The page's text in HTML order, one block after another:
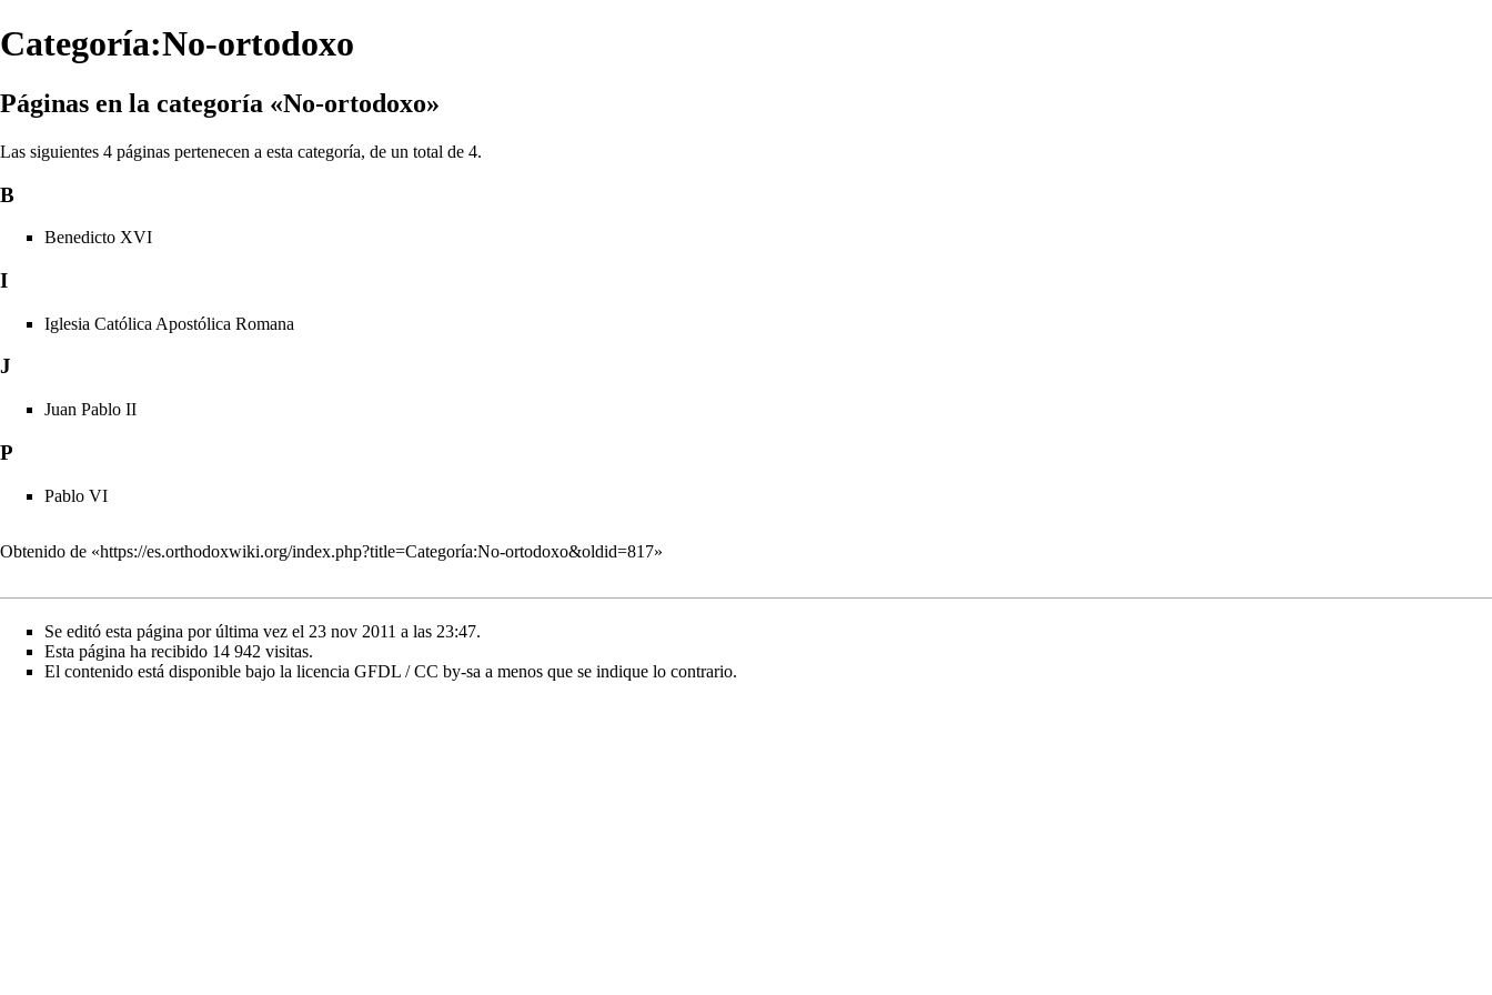
Categoría:No-ortodoxo
Páginas en la categoría «No-ortodoxo»
Las siguientes 4 páginas pertenecen a esta categoría, de un total de 4.
B
Benedicto XVI
I
Iglesia Católica Apostólica Romana
J
Juan Pablo II
P
Pablo VI
Obtenido de «https://es.orthodoxwiki.org/index.php?title=Categoría:No-ortodoxo&oldid=817»
Se editó esta página por última vez el 23 nov 2011 a las 23:47.
Esta página ha recibido 14 942 visitas.
El contenido está disponible bajo la licencia GFDL / CC by-sa a menos que se indique lo contrario.